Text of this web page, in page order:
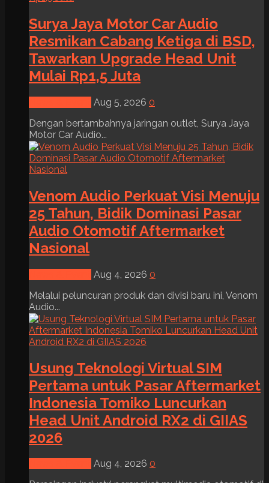
Surya Jaya Motor Car Audio
Resmikan Cabang Ketiga di BSD,
Tawarkan Upgrade Head Unit
Mulai Rp1,5 Juta
Aug 5, 2026 0
Dengan bertambahnya jaringan outlet, Surya Jaya
Motor Car Audio...
Venom Audio Perkuat Visi Menuju
25 Tahun, Bidik Dominasi Pasar
Audio Otomotif Aftermarket
Nasional
Aug 4, 2026 0
Melalui peluncuran produk dan divisi baru ini, Venom
Audio...
Usung Teknologi Virtual SIM
Pertama untuk Pasar Aftermarket
Indonesia Tomiko Luncurkan
Head Unit Android RX2 di GIIAS
2026
Aug 4, 2026 0